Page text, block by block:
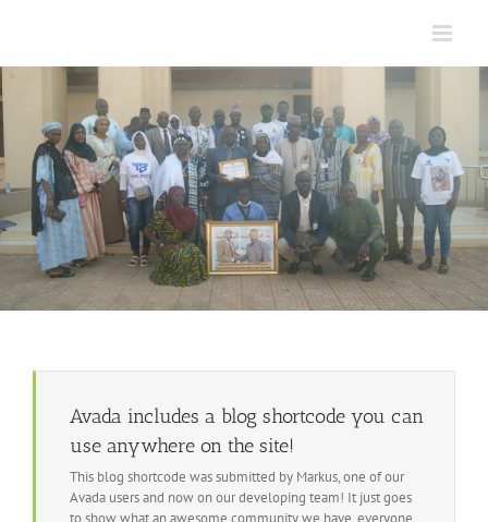
Avada includes a blog shortcode you can
use anywhere on the site!
This blog shortcode was submitted by Markus, one of our
Avada users and now on our developing team! It just goes